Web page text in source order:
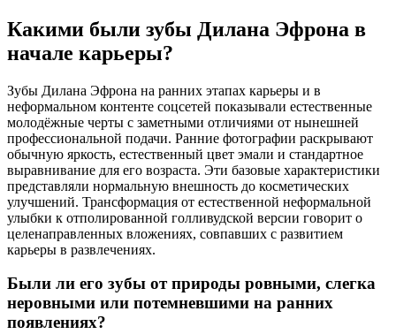
Какими были зубы Дилана Эфрона в
начале карьеры?
Зубы Дилана Эфрона на ранних этапах карьеры и в
неформальном контенте соцсетей показывали естественные
молодёжные черты с заметными отличиями от нынешней
профессиональной подачи. Ранние фотографии раскрывают
обычную яркость, естественный цвет эмали и стандартное
выравнивание для его возраста. Эти базовые характеристики
представляли нормальную внешность до косметических
улучшений. Трансформация от естественной неформальной
улыбки к отполированной голливудской версии говорит о
целенаправленных вложениях, совпавших с развитием
карьеры в развлечениях.
Были ли его зубы от природы ровными, слегка
неровными или потемневшими на ранних
появлениях?